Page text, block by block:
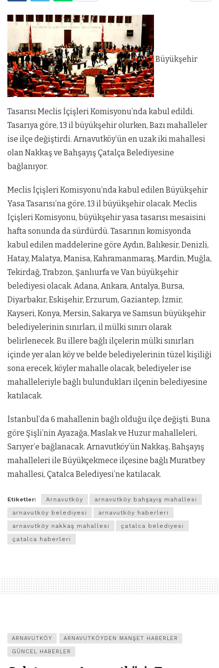
Büyükşehir
Tasarısı Meclis İçişleri Komisyonu’nda kabul edildi.
Tasarıya göre, 13 il büyükşehir olurken, Bazı mahalleler
ise ilçe değiştirdi. Arnavutköy’ün en uzak iki mahallesi
olan Nakkaş ve Bahşayış Çatalça Belediyesine
bağlanıyor.
Meclis İçişleri Komisyonu’nda kabul edilen Büyükşehir
Yasa Tasarısı’na göre, 13 il büyükşehir olacak. Meclis
İçişleri Komisyonu, büyükşehir yasa tasarısı mesaisini
hafta sonunda da sürdürdü. Tasarının komisyonda
kabul edilen maddelerine göre Aydın, Balıkesir, Denizli,
Hatay, Malatya, Manisa, Kahramanmaraş, Mardin, Muğla,
Tekirdağ, Trabzon, Şanlıurfa ve Van büyükşehir
belediyesi olacak. Adana, Ankara, Antalya, Bursa,
Diyarbakır, Eskişehir, Erzurum, Gaziantep, İzmir,
Kayseri, Konya, Mersin, Sakarya ve Samsun büyükşehir
belediyelerinin sınırları, il mülki sınırı olarak
belirlenecek. Bu illere bağlı ilçelerin mülki sınırları
içinde yer alan köy ve belde belediyelerinin tüzel kişiliği
sona erecek, köyler mahalle olacak, belediyeler ise
mahalleleriyle bağlı bulundukları ilçenin belediyesine
katılacak.
İstanbul’da 6 mahallenin bağlı olduğu ilçe değişti. Buna
göre Şişli’nin Ayazağa, Maslak ve Huzur mahalleleri,
Sarıyer’e bağlanacak. Arnavutköy’ün Nakkaş, Bahşayış
mahalleleri ile Büyükçekmece ilçesine bağlı Muratbey
mahallesi, Çatalca Belediyesi’ne katılacak.
Etiketler: Arnavutköy
arnavutköy bahşayış mahallesi
arnavutköy belediyesi
arnavutköy haberleri
arnavutköy nakkaş mahallesi
çatalca belediyesi
çatalca haberleri
ARNAVUTKÖY ARNAVUTKÖYDEN MANŞET HABERLER
GÜNCEL HABERLER